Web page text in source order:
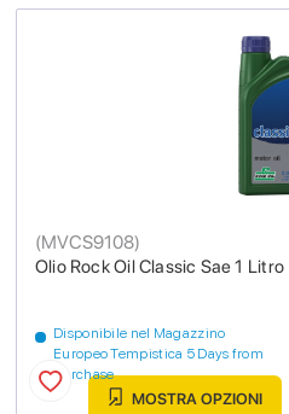
Olio Rock Oil Classic Sae 1 Litro
(MVCS9108)
Disponibile nel Magazzino
Europeo Tempistica 5 Days from
purchase
MOSTRA OPZIONI